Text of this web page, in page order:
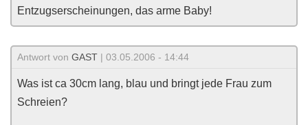
Entzugserscheinungen, das arme Baby!
Antwort von GAST | 03.05.2006 - 14:44
Was ist ca 30cm lang, blau und bringt jede Frau zum
Schreien?